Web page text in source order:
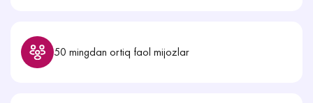
50 mingdan ortiq faol mijozlar